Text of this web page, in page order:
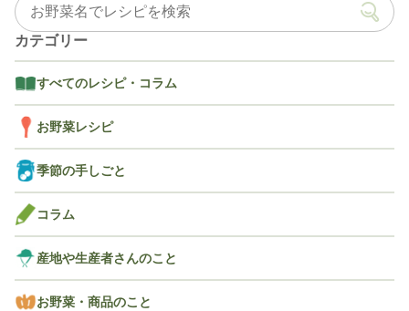
カテゴリー
すべてのレシピ・コラム
お野菜レシピ
季節の手しごと
コラム
産地や生産者さんのこと
お野菜・商品のこと